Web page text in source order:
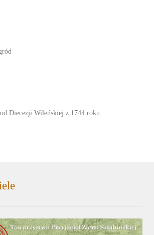
Diecezji Wileńskiej z 1744 roku